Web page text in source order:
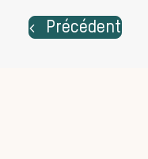
Précédent